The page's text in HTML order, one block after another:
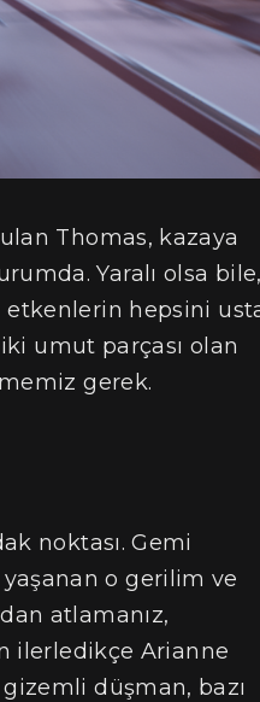
Thomas, kazaya
Yaralı olsa
etkenlerin hepsini
umut parçası olan
gerek.
noktası. Gemi
o gerilim ve
atlamanız,
ilerledikçe Arianne
düşman, bazı